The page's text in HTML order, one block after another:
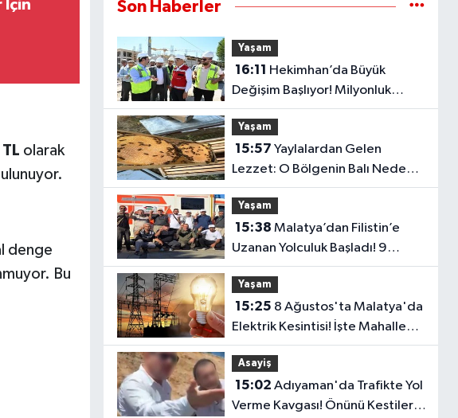
İçin
olarak
denge
Bu
Son Haberler
Yaşam
16:11
Değişim Başlıyor! Milyonluk
Projeler Tek Tek Hayata Geçiyor
Yaşam
15:57
Lezzet: O Bölgenin Balı Neden
Bu Kadar Özel?
Yaşam
15:38
Uzanan Yolculuk Başladı! 9
Gönüllü Yola Çıktı
Yaşam
15:25
Elektrik Kesintisi! İşte Mahalle
Mahalle Kesinti Listesi..
Asayiş
15:02
Verme Kavgası! Önünü Kestiler,